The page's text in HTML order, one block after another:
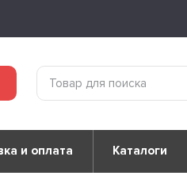
и оплата Каталоги